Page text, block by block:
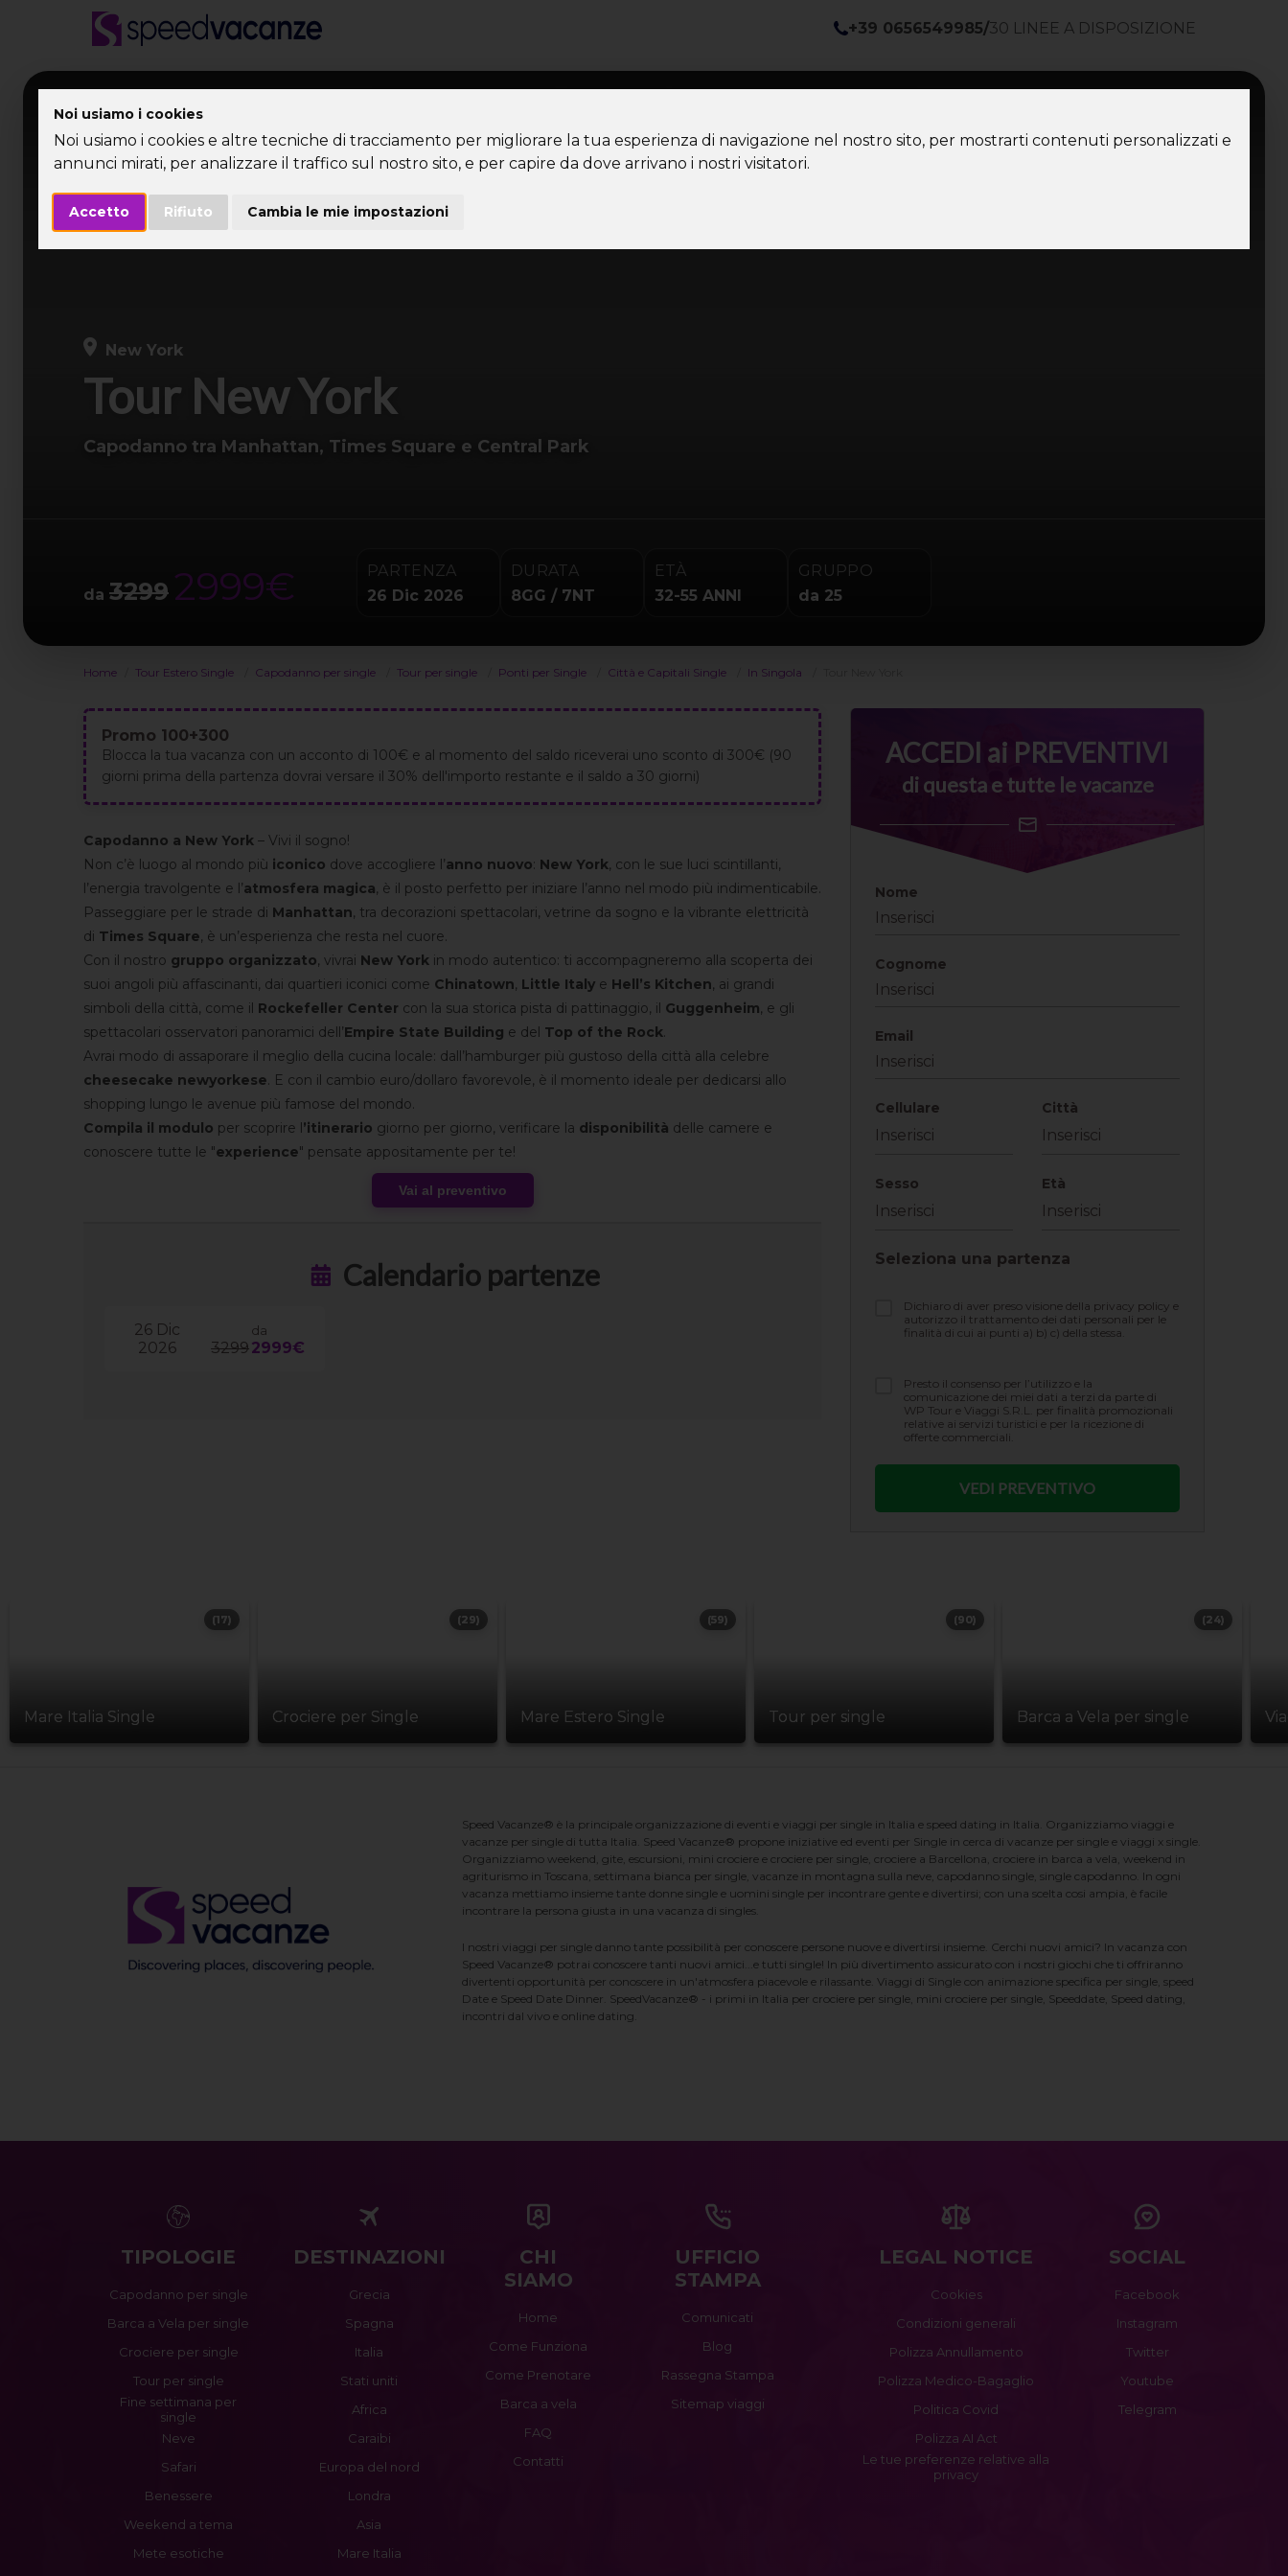
Noi usiamo i cookies
Noi usiamo i cookies e altre tecniche di tracciamento per migliorare la tua esperienza di navigazione nel nostro sito, per mostrarti contenuti personalizzati e
annunci mirati, per analizzare il traffico sul nostro sito, e per capire da dove arrivano i nostri visitatori.
Accetto Rifiuto Cambia le mie impostazioni
+39 0656549985/30 LINEE A DISPOSIZIONE
New York
Tour New York
Capodanno tra Manhattan, Times Square e Central Park
da 3299 2999€
PARTENZA
26 Dic 2026
DURATA
8GG / 7NT
ETÀ
32-55 ANNI
GRUPPO
da 25
Home Tour Estero Single Capodanno per single Tour per single Ponti per Single Città e Capitali Single In Singola
Promo 100+300
Blocca la tua vacanza con un acconto di 100€ e al momento del saldo riceverai uno sconto di 300€ (90
giorni prima della partenza dovrai versare il 30% dell'importo restante e il saldo a 30 giorni)
Capodanno a New York – Vivi il sogno!
Non c’è luogo al mondo più iconico dove accogliere l’anno nuovo: New York, con le sue luci scintillanti,
l’energia travolgente e l’atmosfera magica, è il posto perfetto per iniziare l’anno nel modo più indimenticabile.
Passeggiare per le strade di Manhattan, tra decorazioni spettacolari, vetrine da sogno e la vibrante elettricità
di Times Square, è un’esperienza che resta nel cuore.
Con il nostro gruppo organizzato, vivrai New York in modo autentico: ti accompagneremo alla scoperta dei
suoi angoli più affascinanti, dai quartieri iconici come Chinatown, Little Italy e Hell’s Kitchen, ai grandi
simboli della città, come il Rockefeller Center con la sua storica pista di pattinaggio, il Guggenheim, e gli
spettacolari osservatori panoramici dell’Empire State Building e del Top of the Rock.
Avrai modo di assaporare il meglio della cucina locale: dall’hamburger più gustoso della città alla celebre
cheesecake newyorkese. E con il cambio euro/dollaro favorevole, è il momento ideale per dedicarsi allo
shopping lungo le avenue più famose del mondo.
Compila il modulo per scoprire l’itinerario giorno per giorno, verificare la disponibilità delle camere e
conoscere tutte le "experience" pensate appositamente per te!
Vai al preventivo
Calendario partenze
26 Dic
2026
da
32992999€
ACCEDI ai PREVENTIVI
di questa e tutte le vacanze
Nome
Cognome
Email
Cellulare Città
Sesso Età
Seleziona una partenza
Dichiaro di aver preso visione della privacy policy e
autorizzo il trattamento dei dati personali per le
finalità di cui ai punti a) b) c) della stessa.
Presto il consenso per l’utilizzo e la
comunicazione dei miei dati a terzi da parte di
WP Tour e Viaggi S.R.L. per finalità promozionali
relative ai servizi turistici e per la ricezione di
offerte commerciali.
Mare Italia Single
(17)
Crociere per Single
(29)
Mare Estero Single
(59)
Tour per single
(90)
Barca a Vela per single
(24)
Speed Vacanze® è la principale organizzazione di eventi e viaggi per single in Italia e speed dating in Italia. Organizziamo viaggi e
vacanze per single di tutta Italia. Speed Vacanze® propone iniziative ed eventi per Single in cerca di vacanze per single e viaggi x single.
Organizziamo weekend, gite, escursioni, mini crociere e crociere per single, crociere a Barcellona, crociere in barca a vela, weekend in
agriturismo in Toscana, settimana bianca per single, vacanze in montagna sulla neve, capodanno single, single capodanno. In ogni
vacanza mettiamo insieme tante donne single e uomini single per incontrare gente e divertirsi; con una scelta cosi ampia, è facile
incontrare la persona giusta in una vacanza di singles.
I nostri viaggi per single danno tante possibilità per conoscere persone nuove e divertirsi insieme. Cerchi nuovi amici? In vacanza con
Speed Vacanze® potrai conoscere tanti nuovi amici...e tutti single! In più divertimento assicurato con i nostri giochi che ti offriranno
divertenti opportunità per conoscere in un'atmosfera piacevole e rilassante. Viaggi di Single con animazione specifica per single, speed
Date e Speed Date Dinner. SpeedVacanze® - i primi in Italia per crociere per single, mini crociere per single, Speeddate, Speed dating,
incontri dal vivo e online dating.
TIPOLOGIE
Capodanno per single
Barca a Vela per single
Crociere per single
Tour per single
Fine settimana per
single
Neve
Safari
Benessere
Weekend a tema
Mete esotiche
DESTINAZIONI
Grecia
Spagna
Italia
Stati uniti
Africa
Caraibi
Europa del nord
Londra
Asia
Mare Italia
CHI
SIAMO
Home
Come Funziona
Come Prenotare
Barca a vela
FAQ
Contatti
UFFICIO
STAMPA
Comunicati
Blog
Rassegna Stampa
Sitemap viaggi
LEGAL NOTICE
Cookies
Condizioni generali
Polizza Annullamento
Polizza Medico-Bagaglio
Politica Covid
Polizza AI Act
Le tue preferenze relative alla
privacy
SOCIAL
Facebook
Instagram
Twitter
Youtube
Telegram